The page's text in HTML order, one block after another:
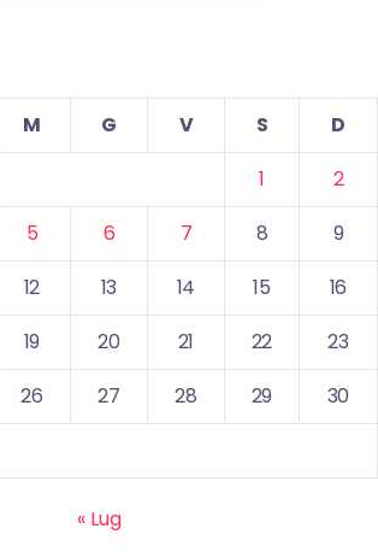
M G V S
D
1
2
5 6 7 8
9
12 13 14 15
16
19 20 21 22
23
26 27 28 29
30
« Lug